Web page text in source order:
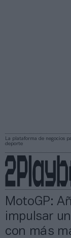
La plataforma de negocios
deporte
MotoGP:
impulsar
con más